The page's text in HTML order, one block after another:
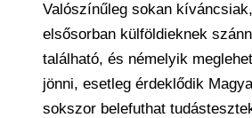
Valószínűleg sokan
elsősorban külföldieknek
található, és némelyik
jönni, esetleg érdeklődik
sokszor belefuthat